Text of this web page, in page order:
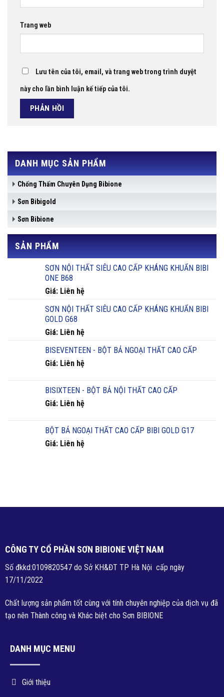
Trang web
Lưu tên của tôi, email, và trang web trong trình duyệt
này cho lần bình luận kế tiếp của tôi.
DANH MỤC SẢN PHẨM
Chống Thấm Chuyên Dụng Bibione
Sơn Bibigold
Sơn Bibione
SẢN PHẨM
SƠN NỘI THẤT SIÊU CAO CẤP KHÁNG KHUẨN BIBI
ONE B68
Giá: Liên hệ
SƠN NỘI THẤT SIÊU CAO CẤP KHÁNG KHUẨN BIBI
GOLD G68
Giá: Liên hệ
BISEVENTEEN - BỘT BẢ NGOẠI THẤT CAO CẤP
Giá: Liên hệ
BISIXTEEN - BỘT BẢ NỘI THẤT CAO CẤP
Giá: Liên hệ
BỘT BẢ NGOẠI THẤT CAO CẤP BIBI GOLD G17
Giá: Liên hệ
CÔNG TY CỔ PHẦN SƠN BIBIONE VIỆT NAM
Số đkkd:0109820547 do Sở KH&ĐT TP Hà Nội cấp ngày
17/11/2022
Chất lượng sản phẩm tốt cùng với tính chuyên nghiệp của dịch vụ đã
tạo nên Thành công và Khác biệt cho Sơn BIBIONE
DANH MỤC MENU
Giới thiệu